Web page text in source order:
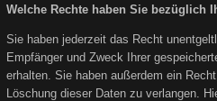
Welche Rechte haben Sie bezüglich
Sie haben jederzeit das Recht
Empfänger und Zweck Ihrer
erhalten. Sie haben außerdem ein
Löschung dieser Daten zu verlangen.